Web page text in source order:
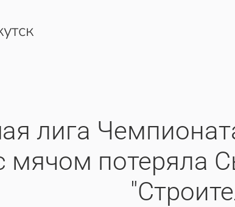
лига
мячом потеряла